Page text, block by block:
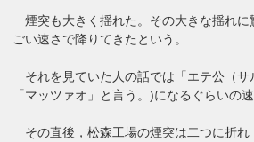
煙突も大きく揺れた。その大きな揺れに
ごい速さで降りてきたという。
それを見ていた人の話では「エテ公（サ
「マッツァオ」と言う。)になるぐらいの
その直後，松森工場の煙突は二つに折れ